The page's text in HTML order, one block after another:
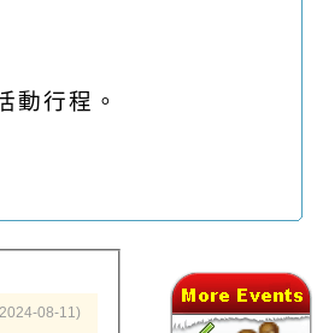
動行程。
08-11)